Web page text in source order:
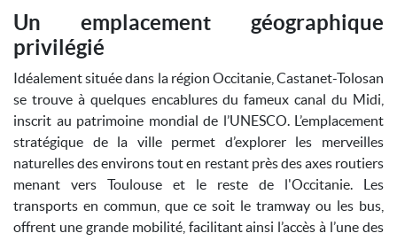
Un emplacement géographique
privilégié
Idéalement située dans la région Occitanie, Castanet-Tolosan
se trouve à quelques encablures du fameux canal du Midi,
inscrit au patrimoine mondial de l’UNESCO. L’emplacement
stratégique de la ville permet d’explorer les merveilles
naturelles des environs tout en restant près des axes routiers
menant vers Toulouse et le reste de l'Occitanie. Les
transports en commun, que ce soit le tramway ou les bus,
offrent une grande mobilité, facilitant ainsi l’accès à l’une des